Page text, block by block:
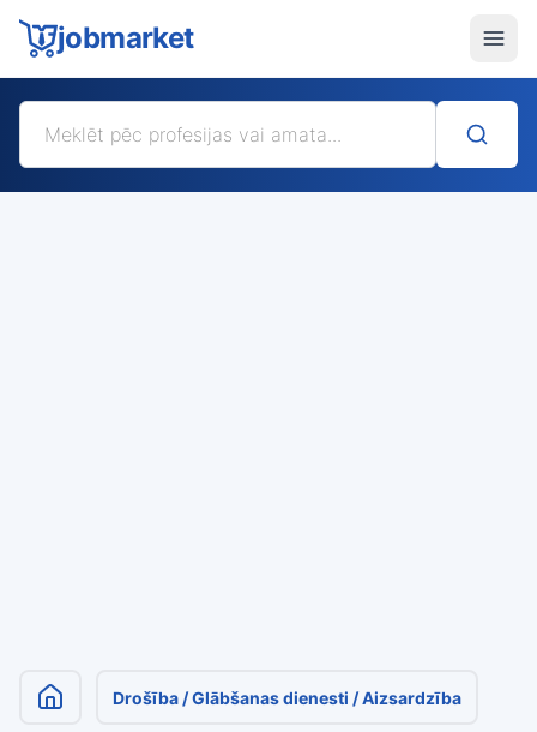
jobmarket
Drošība / Glābšanas dienesti / Aizsardzība